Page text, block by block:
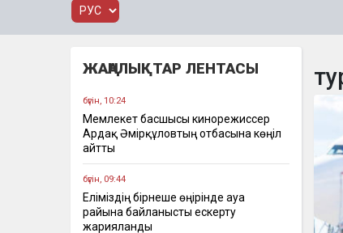
ЖАҢАЛЫҚТАР ЛЕНТАСЫ
бүгін, 10:24
Мемлекет басшысы кинорежиссер
Ардақ Әмірқұловтың отбасына көңіл
айтты
бүгін, 09:44
Еліміздің бірнеше өңірінде ауа
райына байланысты ескерту
жарияланды